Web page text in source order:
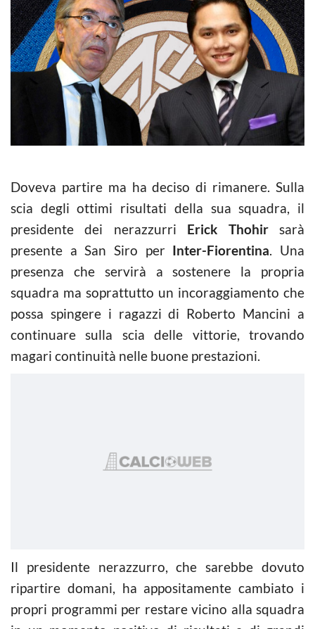
Doveva partire ma ha deciso di rimanere. Sulla
scia degli ottimi risultati della sua squadra, il
presidente dei nerazzurri Erick Thohirsarà
presente a San Siro per Inter-Fiorentina. Una
presenza che servirà a sostenere la propria
squadra ma soprattutto un incoraggiamento che
possa spingere i ragazzi di Roberto Mancini a
continuare sulla scia delle vittorie, trovando
magari continuità nelle buone prestazioni.
Il presidente nerazzurro, che sarebbe dovuto
ripartire domani, ha appositamente cambiato i
propri programmi per restare vicino alla squadra